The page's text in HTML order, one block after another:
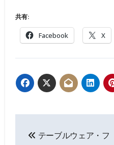
共有:
Facebook X
テーブルウェア・フ